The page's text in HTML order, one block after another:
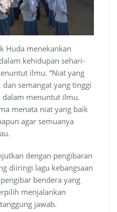
Huda menekankan
kehidupan sehari-
ilmu. “Niat yang
semangat yang tinggi
dalam menuntut ilmu.
menata niat yang baik
agar semuanya
dengan pengibaran
diiringi lagu kebangsaan
bendera yang
menjalankan
jawab.